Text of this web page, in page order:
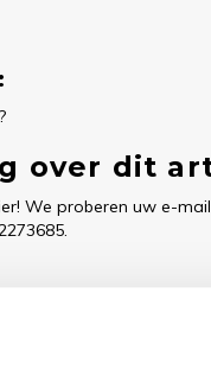
over dit
We proberen uw e-